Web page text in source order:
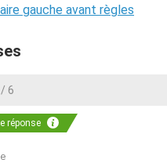
gauche avant règles
/ 6
réponse